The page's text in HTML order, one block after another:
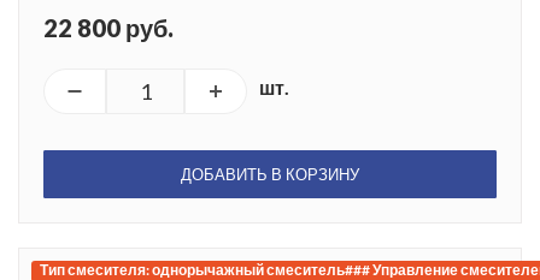
22 800 руб.
шт.
ДОБАВИТЬ В КОРЗИНУ
Тип смесителя: однорычажный смеситель### Управление